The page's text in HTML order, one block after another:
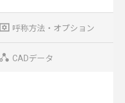
呼称方法・オプション
CADデータ